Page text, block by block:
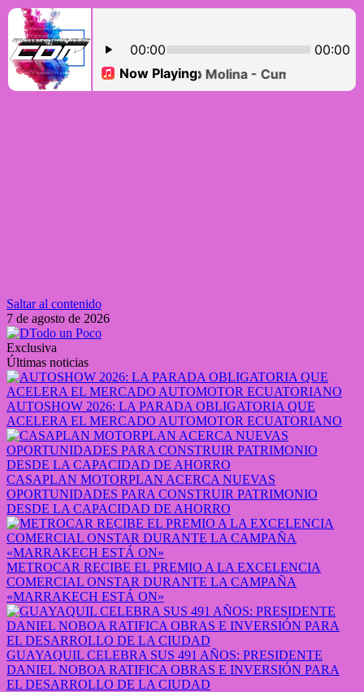
Saltar al contenido
7 de agosto de 2026
Exclusiva
Últimas noticias
AUTOSHOW 2026: LA PARADA OBLIGATORIA QUE
ACELERA EL MERCADO AUTOMOTOR ECUATORIANO
CASAPLAN MOTORPLAN ACERCA NUEVAS
OPORTUNIDADES PARA CONSTRUIR PATRIMONIO
DESDE LA CAPACIDAD DE AHORRO
METROCAR RECIBE EL PREMIO A LA EXCELENCIA
COMERCIAL ONSTAR DURANTE LA CAMPAÑA
«MARRAKECH ESTÁ ON»
GUAYAQUIL CELEBRA SUS 491 AÑOS: PRESIDENTE
DANIEL NOBOA RATIFICA OBRAS E INVERSIÓN PARA
EL DESARROLLO DE LA CIUDAD